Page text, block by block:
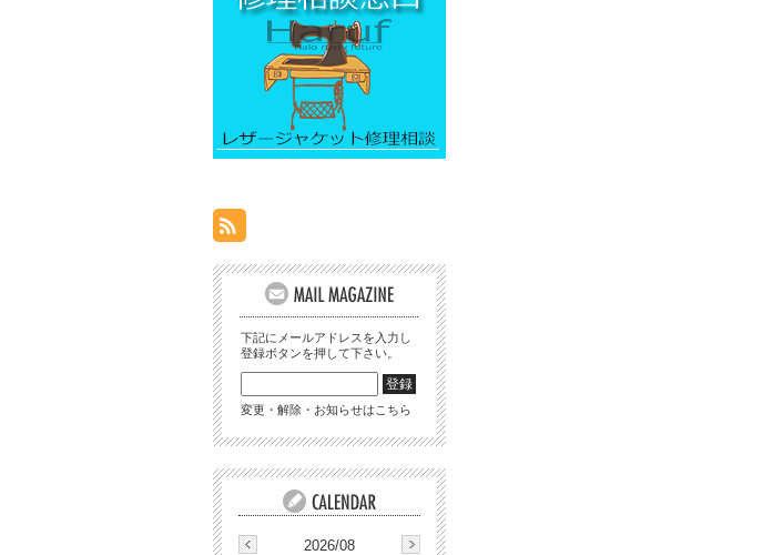
下記にメールアドレスを入力し
登録ボタンを押して下さい。
変更・解除・お知らせはこちら
2026/08